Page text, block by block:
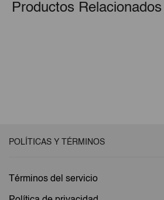
Productos Relacionados
POLÍTICAS Y TÉRMINOS
Términos del servicio